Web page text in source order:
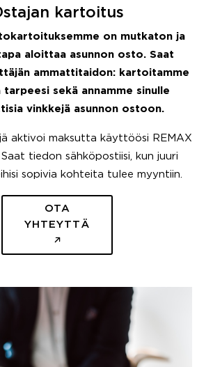
kartoitus
on mutkaton ja
aloittaa asunnon osto. Saat
ammattitaidon: kartoitamme
sekä annamme sinulle
vinkkejä asunnon ostoon.
aktivoi maksutta käyttöösi REMAX
tiedon sähköpostiisi, kun juuri
sopivia kohteita tulee myyntiin.
OTA
YHTEYTTÄ